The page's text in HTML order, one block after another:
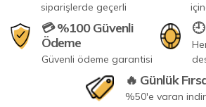
siparişlerde geçerli
💳 %100 Güvenli
Ödeme
Güvenli ödeme garantisi
🔥 Günlük
%50'e varan